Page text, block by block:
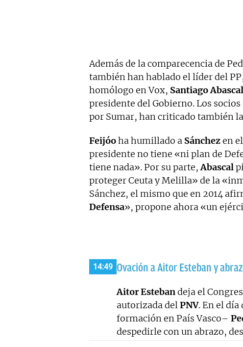
Además de la comparecencia de
también han hablado el líder del
homólogo en Vox, Santiago Abascal
presidente del Gobierno. Los
por Sumar, han criticado también
Feijóoha humillado a Sánchezen
presidente no tiene «ni plan de
tiene nada». Por su parte,Abascal
proteger Ceuta y Melilla» de la
Sánchez, el mismo que en 2014
Defensa», propone ahora «un
14:49 Ovación a Aitor Esteban y
Aitor Estebandeja el
autorizada delPNV. En el
formación en País Vasco–
despedirle con un abrazo,